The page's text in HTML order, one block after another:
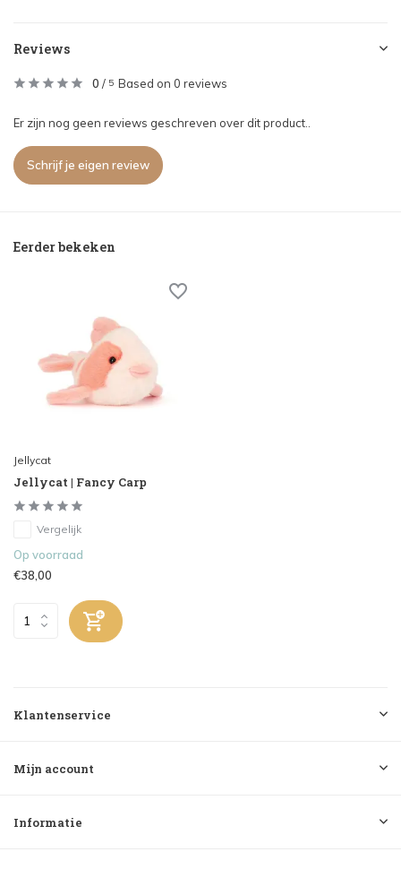
Reviews
0 / 5 Based on 0 reviews
Er zijn nog geen reviews geschreven over dit product..
Schrijf je eigen review
Eerder bekeken
Jellycat
Jellycat | Fancy Carp
Vergelijk
Op voorraad
€38,00
Klantenservice
Mijn account
Informatie